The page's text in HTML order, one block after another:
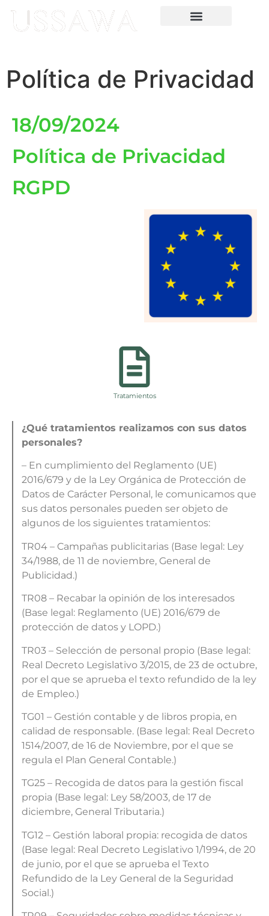
contenido
Política de Privacidad
18/09/2024
Política de Privacidad
RGPD
Tratamientos
¿Qué tratamientos realizamos con sus datos
personales?
– En cumplimiento del Reglamento (UE)
2016/679 y de la Ley Orgánica de Protección de
Datos de Carácter Personal, le comunicamos que
sus datos personales pueden ser objeto de
algunos de los siguientes tratamientos:
TR04 – Campañas publicitarias (Base legal: Ley
34/1988, de 11 de noviembre, General de
Publicidad.)
TR08 – Recabar la opinión de los interesados
(Base legal: Reglamento (UE) 2016/679 de
protección de datos y LOPD.)
TR03 – Selección de personal propio (Base legal:
Real Decreto Legislativo 3/2015, de 23 de octubre,
por el que se aprueba el texto refundido de la ley
de Empleo.)
TG01 – Gestión contable y de libros propia, en
calidad de responsable. (Base legal: Real Decreto
1514/2007, de 16 de Noviembre, por el que se
regula el Plan General Contable.)
TG25 – Recogida de datos para la gestión fiscal
propia (Base legal: Ley 58/2003, de 17 de
diciembre, General Tributaria.)
TG12 – Gestión laboral propia: recogida de datos
(Base legal: Real Decreto Legislativo 1/1994, de 20
de junio, por el que se aprueba el Texto
Refundido de la Ley General de la Seguridad
Social.)